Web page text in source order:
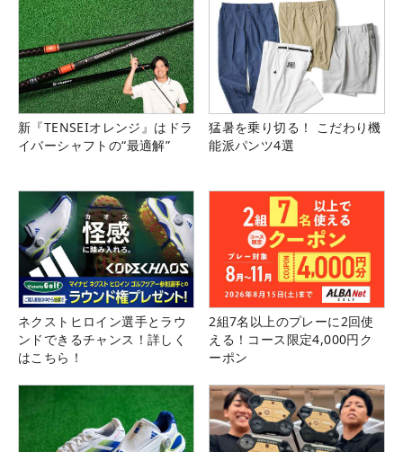
新『TENSEIオレンジ』はドラ
イバーシャフトの“最適解”
猛暑を乗り切る！ こだわり機
能派パンツ4選
ネクストヒロイン選手とラウ
ンドできるチャンス！詳しく
はこちら！
2組7名以上のプレーに2回使
える！コース限定4,000円ク
ーポン